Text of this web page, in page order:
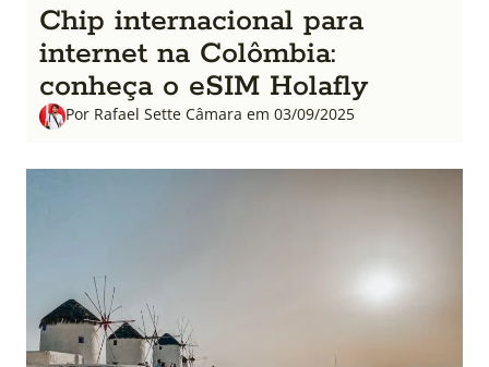
Chip internacional para
internet na Colômbia:
conheça o eSIM Holafly
Por Rafael Sette Câmara em 03/09/2025